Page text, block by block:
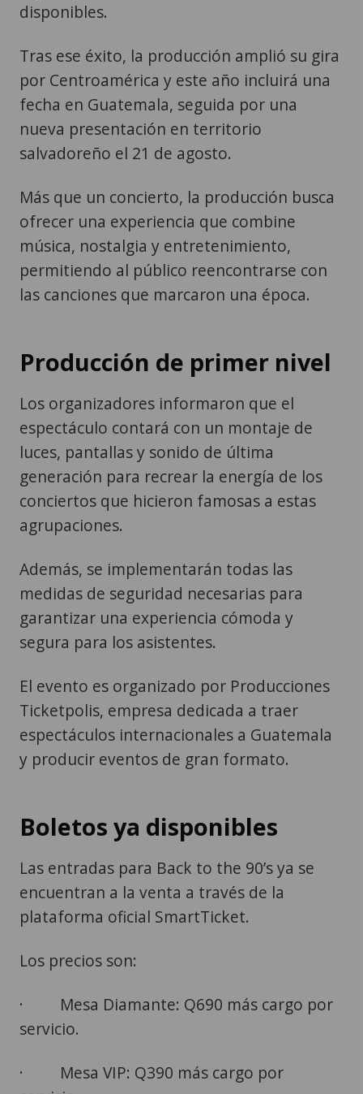
disponibles.
Tras ese éxito, la producción amplió su gira
por Centroamérica y este año incluirá una
fecha en Guatemala, seguida por una
nueva presentación en territorio
salvadoreño el 21 de agosto.
Más que un concierto, la producción busca
ofrecer una experiencia que combine
música, nostalgia y entretenimiento,
permitiendo al público reencontrarse con
las canciones que marcaron una época.
Producción de primer nivel
Los organizadores informaron que el
espectáculo contará con un montaje de
luces, pantallas y sonido de última
generación para recrear la energía de los
conciertos que hicieron famosas a estas
agrupaciones.
Además, se implementarán todas las
medidas de seguridad necesarias para
garantizar una experiencia cómoda y
segura para los asistentes.
El evento es organizado por Producciones
Ticketpolis, empresa dedicada a traer
espectáculos internacionales a Guatemala
y producir eventos de gran formato.
Boletos ya disponibles
Las entradas para Back to the 90’s ya se
encuentran a la venta a través de la
plataforma oficial SmartTicket.
Los precios son:
· Mesa Diamante: Q690 más cargo por
servicio.
· Mesa VIP: Q390 más cargo por